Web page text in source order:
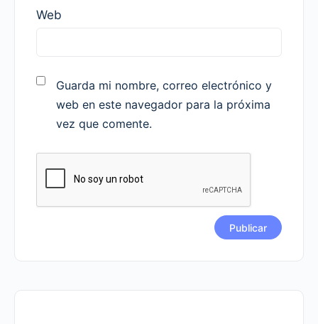
Web
Guarda mi nombre, correo electrónico y
web en este navegador para la próxima
vez que comente.